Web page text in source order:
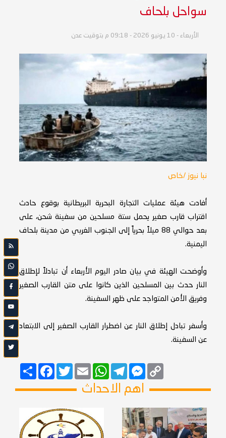
سواحل بلحاف
الأربعاء - 10 يونيو 2026 - 09:18 م بتوقيت عدن
نبا نيوز /خاص
أفادت هيئة عمليات التجارة البحرية البريطانية بوقوع حادث
اقتراب قارب صغير يحمل ستة مسلحين من سفينة شحن، على
بعد حوالي 88 ميلاً بحرياً إلى الجنوب الغربي من مدينة بلحاف
اليمنية.
وأوضحت الهيئة في بيان صادر اليوم الأربعاء أن تبادلاً لإطلاق
النار حدث بين المسلحين الذين كانوا على متن القارب الصغير
وفريق الأمن المتواجد على ظهر السفينة.
وأسفر تبادل إطلاق النار عن اضطرار القارب الصغير إلى الابتعاد
عن السفينة.
انشر
FacebookTwitterEmail
WhatsAppTelegram
MessengerCopy
Link
اهم الاحداث